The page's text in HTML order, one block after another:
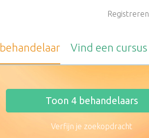
Registreren
behandelaar Vind een cursus
Toon 4behandelaars
Verfijn je zoekopdracht